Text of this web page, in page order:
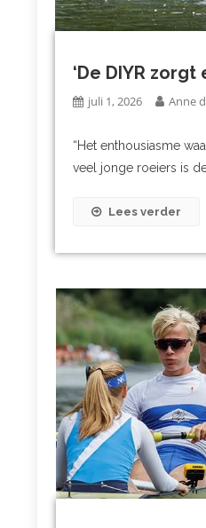
‘De DIYR
juli 1, 2026 Anne
“Het enthousiasme
veel jonge roeiers is
Lees verder